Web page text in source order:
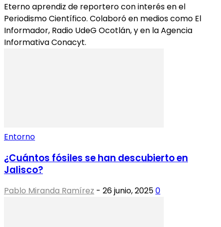
Eterno aprendiz de reportero con interés en el
Periodismo Científico. Colaboró en medios como El
Informador, Radio UdeG Ocotlán, y en la Agencia
Informativa Conacyt.
Entorno
¿Cuántos fósiles se han descubierto en
Jalisco?
Pablo Miranda Ramírez - 26 junio, 20250